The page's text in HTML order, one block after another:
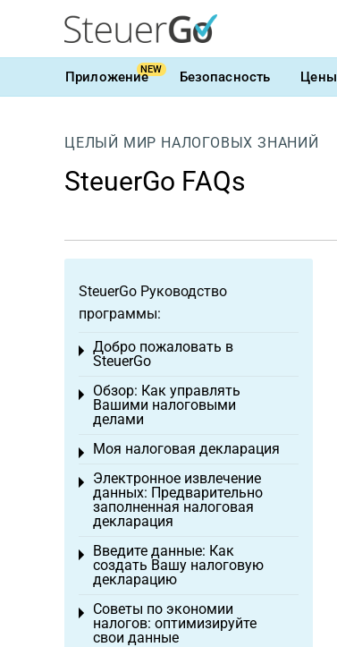
ПриложениеNEW Безопасность Цены
ЦЕЛЫЙ МИР НАЛОГОВЫХ ЗНАНИЙ
SteuerGo FAQs
SteuerGo Руководство
программы:
Добро пожаловать в
SteuerGo
Toggle menu
Обзор: Как управлять
Вашими налоговыми
делами
Toggle menu
Моя налоговая декларация
Toggle menu
Электронное извлечение
данных: Предварительно
заполненная налоговая
декларация
Toggle menu
Введите данные: Как
создать Вашу налоговую
декларацию
Toggle menu
Советы по экономии
налогов: оптимизируйте
свои данные
Toggle menu